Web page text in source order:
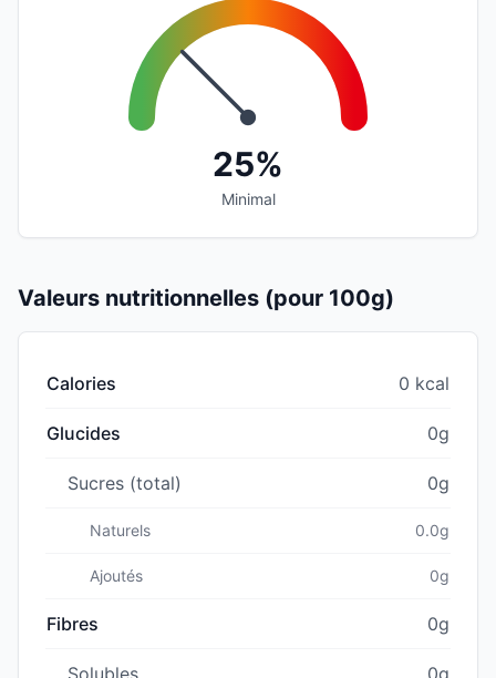
25%
Minimal
Valeurs nutritionnelles (pour 100g)
Calories 0 kcal
Glucides 0g
Sucres (total) 0g
Naturels 0.0g
Ajoutés 0g
Fibres 0g
Solubles 0g